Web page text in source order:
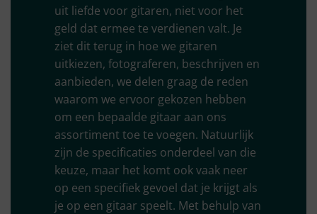
uit liefde voor gitaren, niet voor het
geld dat ermee te verdienen valt. Je
ziet dit terug in hoe we gitaren
uitkiezen, fotograferen, beschrijven en
aanbieden, we delen graag de reden
waarom we ervoor gekozen hebben
om een bepaalde gitaar aan ons
assortiment toe te voegen. Natuurlijk
zijn de specificaties onderdeel van die
keuze, maar het komt ook vaak neer
op een specifiek gevoel dat je krijgt als
je op een gitaar speelt. Met behulp van